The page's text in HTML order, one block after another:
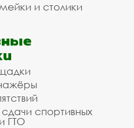
и столики
спортивных
ГТО